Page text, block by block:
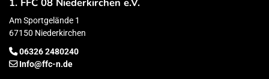
Am Sportgelände 1
67150 Niederkirchen
06326 2480240
Info@ffc-n.de